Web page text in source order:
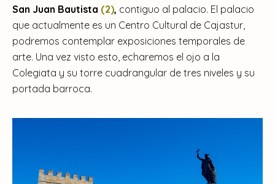
San Juan Bautista (2), contiguo al palacio. El palacio
que actualmente es un Centro Cultural de Cajastur,
podremos contemplar exposiciones temporales de
arte. Una vez visto esto, echaremos el ojo a la
Colegiata y su torre cuadrangular de tres niveles y su
portada barroca.